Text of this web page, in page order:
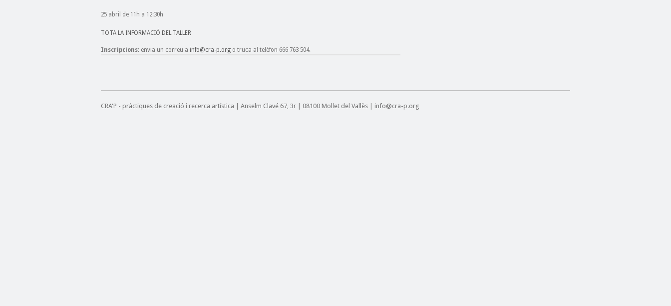
25 abril de 11h a 12:30h
TOTA LA INFORMACIÓ DEL TALLER
Inscripcions: envia un correu a info@cra-p.org o truca al telèfon 666 763 504.
CRA'P - pràctiques de creació i recerca artística | Anselm Clavé 67, 3r | 08100 Mollet del Vallès | info@cra-p.org